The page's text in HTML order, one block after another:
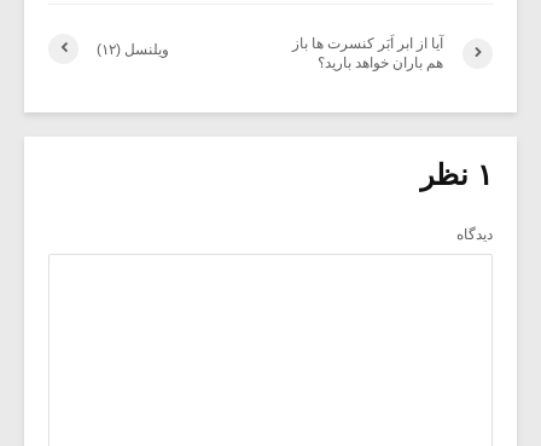
ویلنسل (۱۲)
آیا از ابر اَبَر کنسرت ها باز
هم باران خواهد بارید؟
۱ نظر
دیدگاه